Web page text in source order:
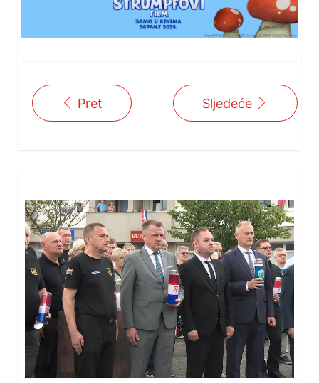
Pret Sljedeće